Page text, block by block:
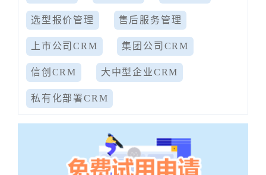
选型报价管理 售后服务管理
上市公司CRM 集团公司CRM
信创CRM 大中型企业CRM
私有化部署CRM